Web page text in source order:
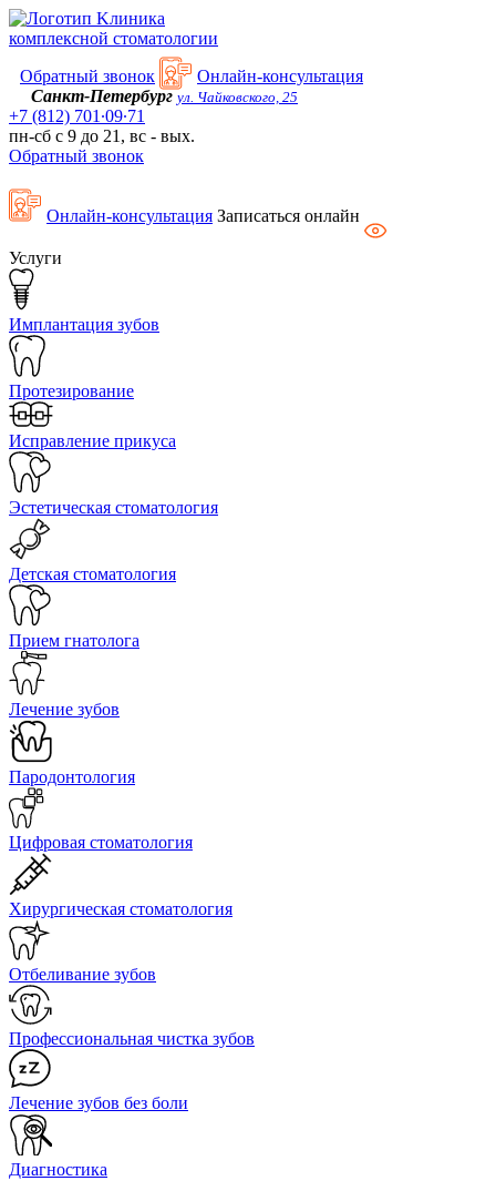
Kлиника
комплексной стоматологии
Обратный звонок
Онлайн-консультация
Санкт-Петербург ул. Чайковского, 25
+7 (812) 701∙09∙71
пн-сб с 9 до 21, вс - вых.
Обратный звонок
Онлайн-консультация Записаться онлайн
Услуги
Имплантация зубов
Протезирование
Исправление прикуса
Эстетическая стоматология
Детская стоматология
Прием гнатолога
Лечение зубов
Пародонтология
Цифровая стоматология
Хирургическая стоматология
Отбеливание зубов
Профессиональная чистка зубов
Лечение зубов без боли
Диагностика